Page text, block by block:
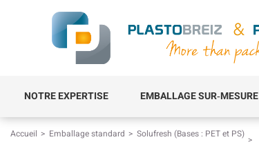
NOTRE EXPERTISE EMBALLAGE SUR‑MESURE
Accueil Emballage standard Solufresh (Bases : PET et PS)